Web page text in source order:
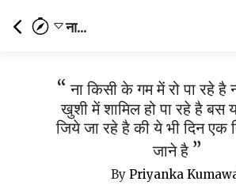
ना...
“ ना किसी के गम में रो पा रहे है
खुशी में शामिल हो पा रहे है बस
जिये जा रहे है की ये भी दिन एक
जाने है ”
By Priyanka